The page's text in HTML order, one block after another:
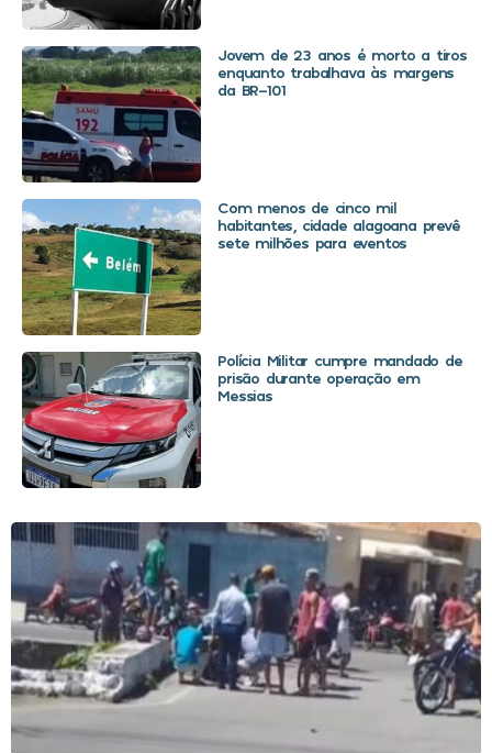
Jovem de 23 anos é morto a tiros
enquanto trabalhava às margens
da BR-101
Com menos de cinco mil
habitantes, cidade alagoana prevê
sete milhões para eventos
Polícia Militar cumpre mandado de
prisão durante operação em
Messias